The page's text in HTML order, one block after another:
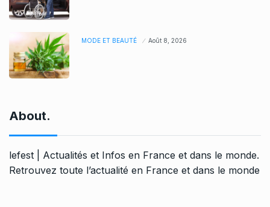
MODE ET BEAUTÉ Août 8, 2026
About.
lefest | Actualités et Infos en France et dans le monde.
Retrouvez toute l’actualité en France et dans le monde